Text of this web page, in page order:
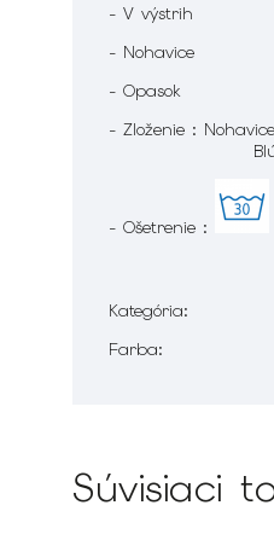
- V výstrih
- Nohavice
- Opasok
- Zloženie :
Blúzka 100%
- Ošetrenie :
Kategória:
Farba:
Súvisiaci